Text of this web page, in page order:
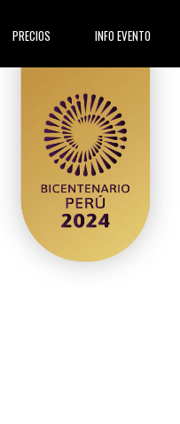
PRECIOS INFO EVENTO